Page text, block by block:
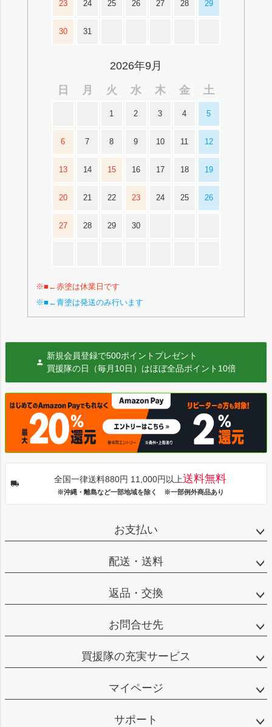
23 24 25 26 27 28 29
30 31
2026年9月
日
月 火 水 木 金 土
1 2 3 4 5
6 7 8 9 10 11 12
13 14 15 16 17 18 19
20 21 22 23 24 25 26
27 28 29 30
※■←赤塗は休業日です
※■←青塗は発送のみ行います
新規会員登録で500ポイントプレゼント
買援隊の日（毎月10日）はほぼ全品ポイント10倍
全国一律送料880円 11,000円以上送料無料
※沖縄・離島など一部地域を除く ※一部例外商品あり
お支払い
配送・送料
返品・交換
お問合せ先
買援隊の充実サービス
マイページ
サポート